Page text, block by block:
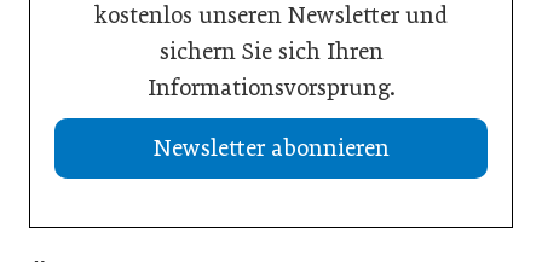
kostenlos unseren Newsletter und
sichern Sie sich Ihren
Informationsvorsprung.
Newsletter abonnieren